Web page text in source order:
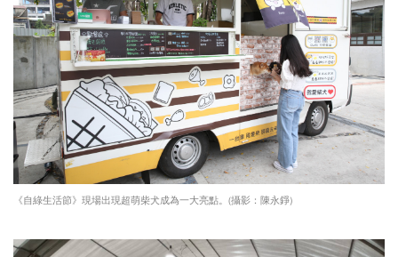
《自綠生活節》現場出現超萌柴犬成為一大亮點。(攝影：陳永錚)